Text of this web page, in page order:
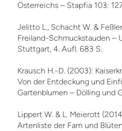
Österreichs – Stapfia 103:
Jelitto L., Schacht W. &
Freiland-Schmuckstauden –
Stuttgart, 4. Aufl. 683 S.
Krausch H.-D. (2003):
Von der Entdeckung und
Gartenblumen – Dölling und
Lippert W. & L. Meierott
Artenliste der Farn und